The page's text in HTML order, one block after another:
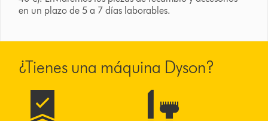
en un plazo de 5 a 7 días laborables.
¿Tienes una máquina Dyson?